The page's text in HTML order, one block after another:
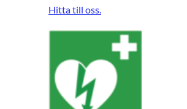
Hitta till oss.